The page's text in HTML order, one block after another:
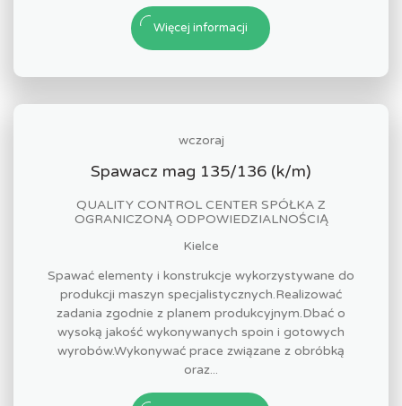
Więcej informacji
wczoraj
Spawacz mag 135/136 (k/m)
QUALITY CONTROL CENTER SPÓŁKA Z
OGRANICZONĄ ODPOWIEDZIALNOŚCIĄ
Kielce
Spawać elementy i konstrukcje wykorzystywane do
produkcji maszyn specjalistycznych.Realizować
zadania zgodnie z planem produkcyjnym.Dbać o
wysoką jakość wykonywanych spoin i gotowych
wyrobów.Wykonywać prace związane z obróbką
oraz...